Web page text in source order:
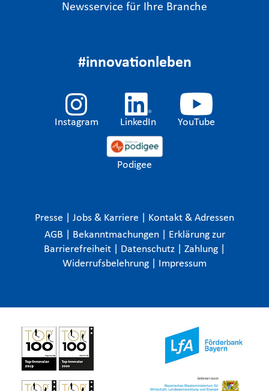
Newsservice für Ihre Branche
#innovationleben
Instagram LinkedIn YouTube
Podigee
Presse Jobs & Karriere
Kontakt & Adressen
AGB
Bekanntmachungen
Erklärung zur
Barrierefreiheit
Datenschutz Zahlung
Widerrufsbelehrung
Impressum